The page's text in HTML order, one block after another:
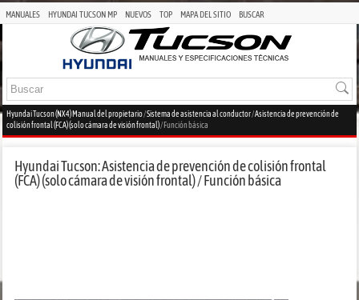
MANUALES HYUNDAI TUCSON MP NUEVOS TOP MAPA DEL SITIO BUSCAR
Hyundai Tucson (NX4) Manual del propietario/Sistema de asistencia al conductor/Asistencia de prevención de
colisión frontal (FCA) (solo cámara de visión frontal)/ Función básica
Hyundai Tucson: Asistencia de prevención de colisión frontal
(FCA) (solo cámara de visión frontal) / Función básica